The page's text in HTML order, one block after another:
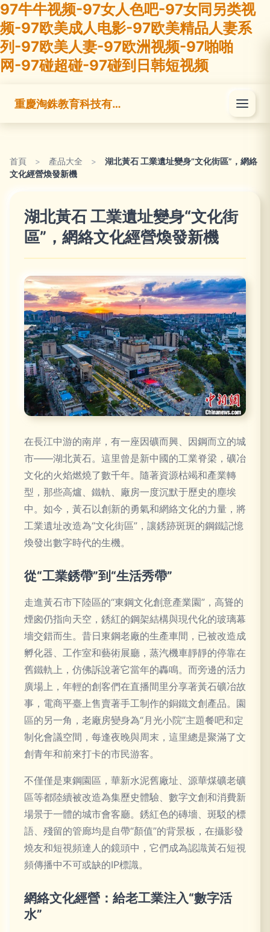
97牛牛视频-97女人色吧-97女同另类视
频-97欧美成人电影-97欧美精品人妻系
列-97欧美人妻-97欧洲视频-97啪啪
网-97碰超碰-97碰到日韩短视频
重慶淘銖教育科技有限公司
首頁 > 產品大全 >
湖北黃石 工業遺址變身“文化街區”，網絡
文化經營煥發新機
湖北黃石 工業遺址變身“文化街
區”，網絡文化經營煥發新機
在長江中游的南岸，有一座因礦而興、因鋼而立的城
市——湖北黃石。這里曾是新中國的工業脊梁，礦冶
文化的火焰燃燒了數千年。隨著資源枯竭和產業轉
型，那些高爐、鐵軌、廠房一度沉默于歷史的塵埃
中。如今，黃石以創新的勇氣和網絡文化的力量，將
工業遺址改造為“文化街區”，讓銹跡斑斑的鋼鐵記憶
煥發出數字時代的生機。
從“工業銹帶”到“生活秀帶”
走進黃石市下陸區的“東鋼文化創意產業園”，高聳的
煙囪仍指向天空，銹紅的鋼架結構與現代化的玻璃幕
墻交錯而生。昔日東鋼老廠的生產車間，已被改造成
孵化器、工作室和藝術展廳，蒸汽機車靜靜的停靠在
舊鐵軌上，仿佛訴說著它當年的轟鳴。而旁邊的活力
廣場上，年輕的創客們在直播間里分享著黃石礦冶故
事，電商平臺上售賣著手工制作的銅鐵文創產品。園
區的另一角，老廠房變身為“月光小院”主題餐吧和定
制化會議空間，每逢夜晚與周末，這里總是聚滿了文
創青年和前來打卡的市民游客。
不僅僅是東鋼園區，華新水泥舊廠址、源華煤礦老礦
區等都陸續被改造為集歷史體驗、數字文創和消費新
場景于一體的城市會客廳。銹紅色的磚墻、斑駁的標
語、殘留的管廊均是自帶“顏值”的背景板，在攝影發
燒友和短視頻達人的鏡頭中，它們成為認識黃石短視
頻傳播中不可或缺的IP標識。
網絡文化經營：給老工業注入“數字活
水”